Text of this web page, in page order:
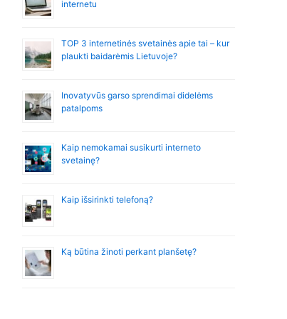
internetu
TOP 3 internetinės svetainės apie tai – kur
plaukti baidarėmis Lietuvoje?
Inovatyvūs garso sprendimai didelėms
patalpoms
Kaip nemokamai susikurti interneto
svetainę?
Kaip išsirinkti telefoną?
Ką būtina žinoti perkant planšetę?